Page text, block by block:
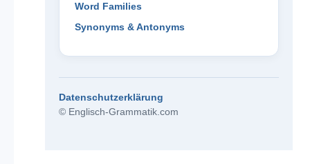
Word Families
Synonyms & Antonyms
Datenschutzerklärung
© Englisch-Grammatik.com